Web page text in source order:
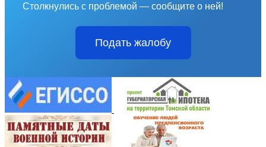
Столкнулись с проблемой — сообщите о ней!
Подать жалобу